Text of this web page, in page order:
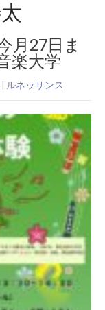
月27日ま
楽大学
ルネッサンス